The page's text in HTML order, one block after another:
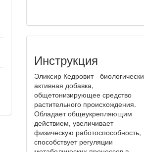
Инструкция
Эликсир Кедровит - биологически
активная добавка,
общетонизирующее средство
растительного происхождения.
Обладает общеукрепляющим
действием, увеличивает
физическую работоспособность,
способствует регуляции